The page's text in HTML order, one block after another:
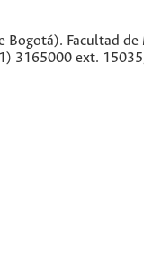
Bogotá). Facultad
3165000 ext.